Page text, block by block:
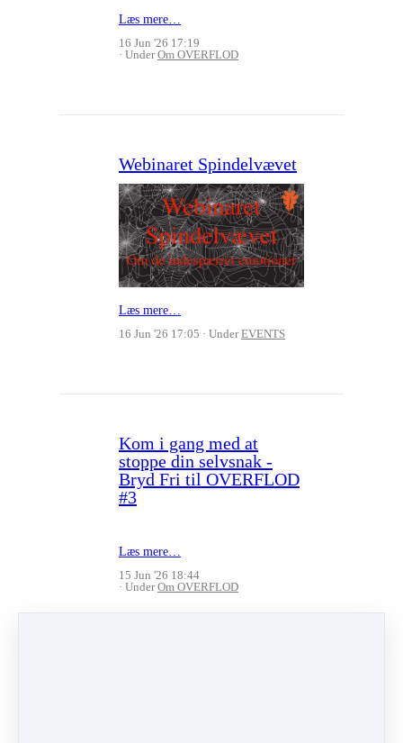
Læs mere…
16 Jun '26 17:19
UnderOm OVERFLOD
Webinaret Spindelvævet
Læs mere…
16 Jun '26 17:05
UnderEVENTS
Kom i gang med at
stoppe din selvsnak -
Bryd Fri til OVERFLOD
#3
Læs mere…
15 Jun '26 18:44
UnderOm OVERFLOD